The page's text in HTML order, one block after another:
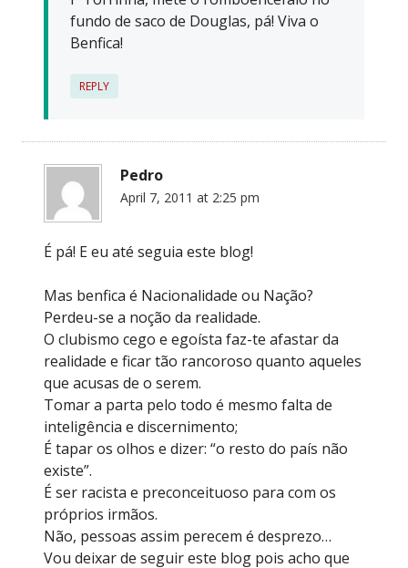
fundo de saco de Douglas, pá! Viva o
Benfica!
REPLY
Pedro
April 7, 2011 at 2:25 pm
É pá! E eu até seguia este blog!
Mas benfica é Nacionalidade ou Nação?
Perdeu-se a noção da realidade.
O clubismo cego e egoísta faz-te afastar da
realidade e ficar tão rancoroso quanto aqueles
que acusas de o serem.
Tomar a parta pelo todo é mesmo falta de
inteligência e discernimento;
É tapar os olhos e dizer: “o resto do país não
existe”.
É ser racista e preconceituoso para com os
próprios irmãos.
Não, pessoas assim perecem é desprezo…
Vou deixar de seguir este blog pois acho que